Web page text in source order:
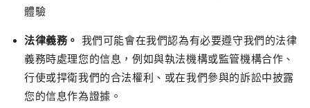
體驗
法律義務。 我們可能會在我們認為有必要遵守我們的法律
義務時處理您的信息，例如與執法機構或監管機構合作、
行使或捍衛我們的合法權利、或在我們參與的訴訟中披露
您的信息作為證據。